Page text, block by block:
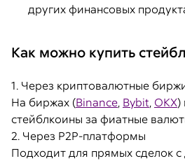
других финансовых
Как можно купить
1. Через криптовалютные
На биржах (Binance, Bybit, OKX)
стейблкоины за фиатные
2. Через P2P-платформы
Подходит для прямых сделок